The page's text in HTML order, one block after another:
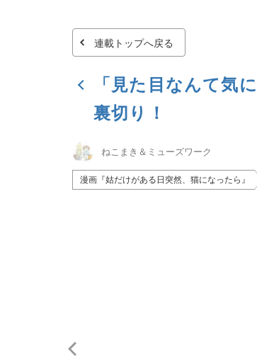
連載トップへ戻る
「見た目なんて気
裏切り！
ねこまき＆ミューズワーク
漫画『姑だけがある日突然、猫になったら』